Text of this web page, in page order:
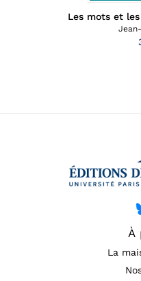
Les mots et
À
La